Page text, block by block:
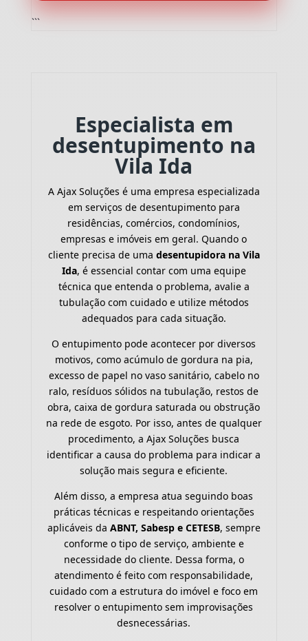
```
Especialista em
desentupimento na
Vila Ida
A Ajax Soluções é uma empresa especializada
em serviços de desentupimento para
residências, comércios, condomínios,
empresas e imóveis em geral. Quando o
cliente precisa de uma desentupidora na Vila
Ida, é essencial contar com uma equipe
técnica que entenda o problema, avalie a
tubulação com cuidado e utilize métodos
adequados para cada situação.
O entupimento pode acontecer por diversos
motivos, como acúmulo de gordura na pia,
excesso de papel no vaso sanitário, cabelo no
ralo, resíduos sólidos na tubulação, restos de
obra, caixa de gordura saturada ou obstrução
na rede de esgoto. Por isso, antes de qualquer
procedimento, a Ajax Soluções busca
identificar a causa do problema para indicar a
solução mais segura e eficiente.
Além disso, a empresa atua seguindo boas
práticas técnicas e respeitando orientações
aplicáveis da ABNT, Sabesp e CETESB, sempre
conforme o tipo de serviço, ambiente e
necessidade do cliente. Dessa forma, o
atendimento é feito com responsabilidade,
cuidado com a estrutura do imóvel e foco em
resolver o entupimento sem improvisações
desnecessárias.